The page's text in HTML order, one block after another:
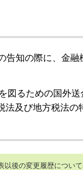
告知の際に、金融
図るための国外
及び地方税法の
以後の変更履歴について